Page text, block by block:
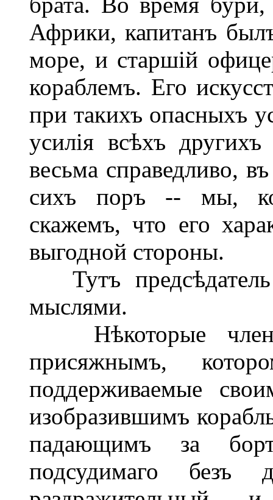
Африки, капитанъ
море, и старшій
кораблемъ. Его
при такихъ опасныхъ
усилія всѣхъ
весьма справедливо,
сихъ поръ -- мы,
скажемъ, что его
выгодной стороны.
Тутъ
мыслями.
Нѣкоторые
присяжнымъ,
поддерживаемые
изобразившимъ
падающимъ за
подсудимаго безъ